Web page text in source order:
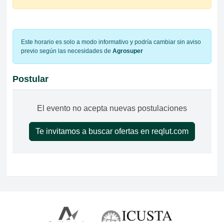
Este horario es solo a modo informativo y podría cambiar sin aviso
previo según las necesidades de Agrosuper
Postular
El evento no acepta nuevas postulaciones
Te invitamos a buscar ofertas en reqlut.com